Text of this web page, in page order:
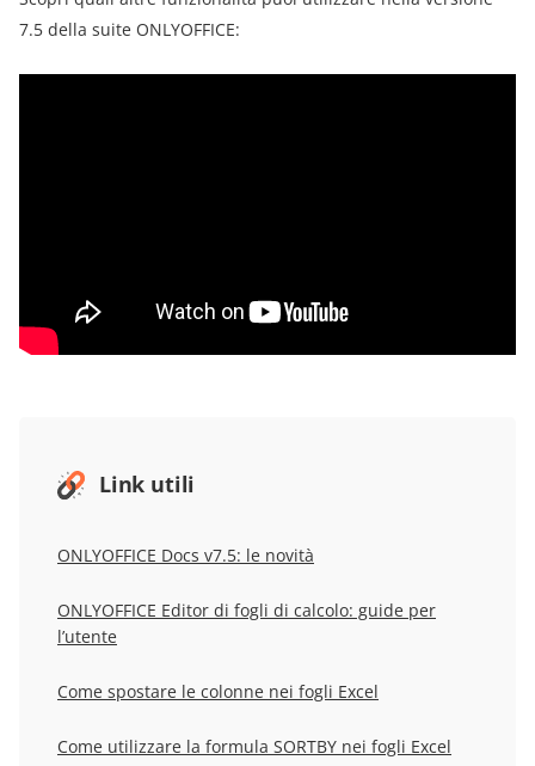
7.5 della suite ONLYOFFICE:
Link utili
ONLYOFFICE Docs v7.5: le novità
ONLYOFFICE Editor di fogli di calcolo: guide per
l’utente
Come spostare le colonne nei fogli Excel
Come utilizzare la formula SORTBY nei fogli Excel